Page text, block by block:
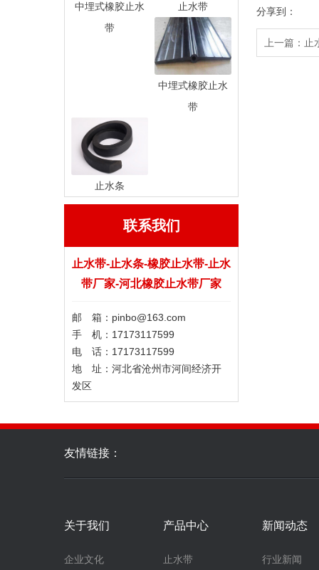
中埋式橡胶止水
带
止水带
中埋式橡胶止水
带
止水条
联系我们
止水带-止水条-橡胶止水带-止水
带厂家-河北橡胶止水带厂家
邮 箱：pinbo@163.com
手 机：17173117599
电 话：17173117599
地 址：河北省沧州市河间经济开
发区
分享到：
上一篇： 止
友情链接：
关于我们
企业文化
产品中心
止水带
新闻动态
行业新闻